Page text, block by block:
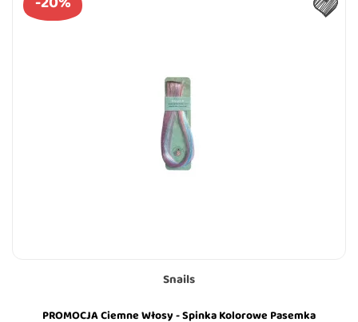
Snails
PROMOCJA Ciemne Włosy - Spinka Kolorowe Pasemka